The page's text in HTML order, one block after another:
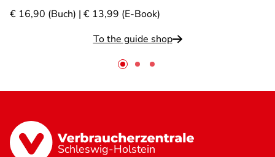
€ 16,90 (Buch) | € 13,99 (E-Book)
To the guide shop
Schleswig-Holstein